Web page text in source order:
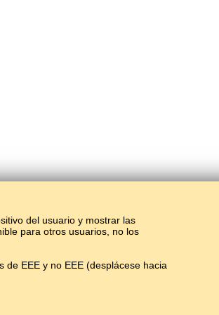
del usuario y mostrar las
para otros usuarios, no los
EEE y no EEE (desplácese hacia